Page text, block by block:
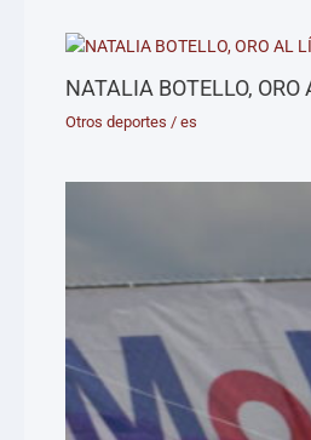
NATALIA BOTELLO,
Otros deportes /es